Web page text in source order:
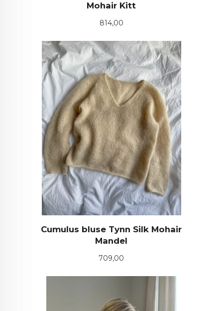
Mohair Kitt
Pris
814,00
Cumulus bluse Tynn Silk Mohair
Mandel
Pris
709,00